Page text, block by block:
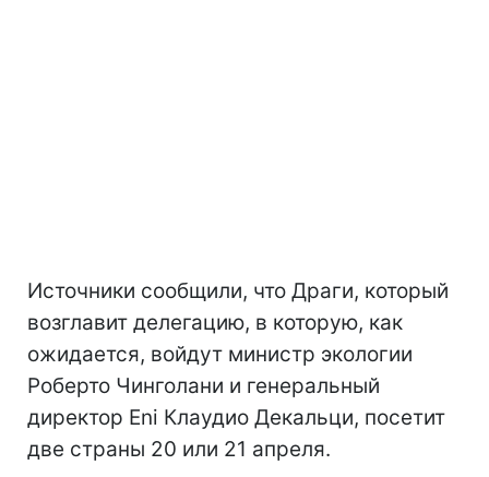
Источники сообщили, что Драги, который
возглавит делегацию, в которую, как
ожидается, войдут министр экологии
Роберто Чинголани и генеральный
директор Eni Клаудио Декальци, посетит
две страны 20 или 21 апреля.